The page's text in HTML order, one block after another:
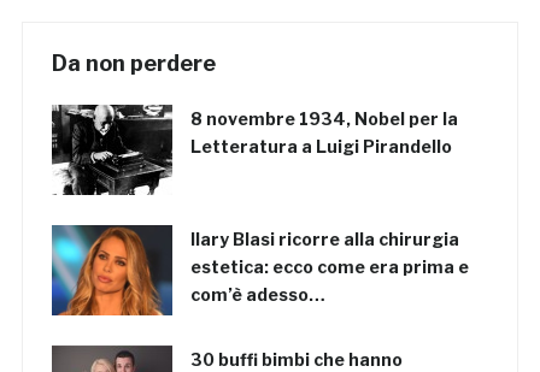
Da non perdere
8 novembre 1934, Nobel per la
Letteratura a Luigi Pirandello
Ilary Blasi ricorre alla chirurgia
estetica: ecco come era prima e
com’è adesso…
30 buffi bimbi che hanno